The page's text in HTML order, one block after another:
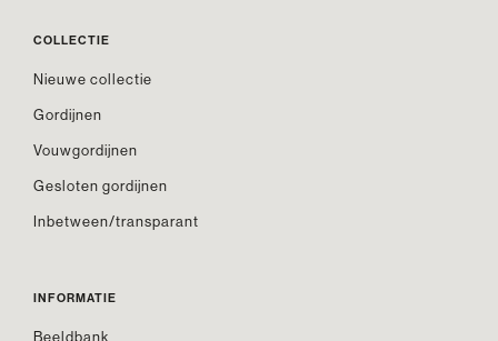
COLLECTIE
Nieuwe collectie
Gordijnen
Vouwgordijnen
Gesloten gordijnen
Inbetween/transparant
INFORMATIE
Beeldbank